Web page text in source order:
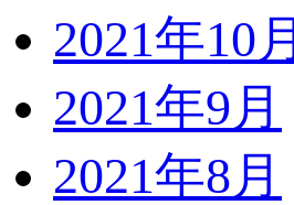
2021年10月
2021年9月
2021年8月